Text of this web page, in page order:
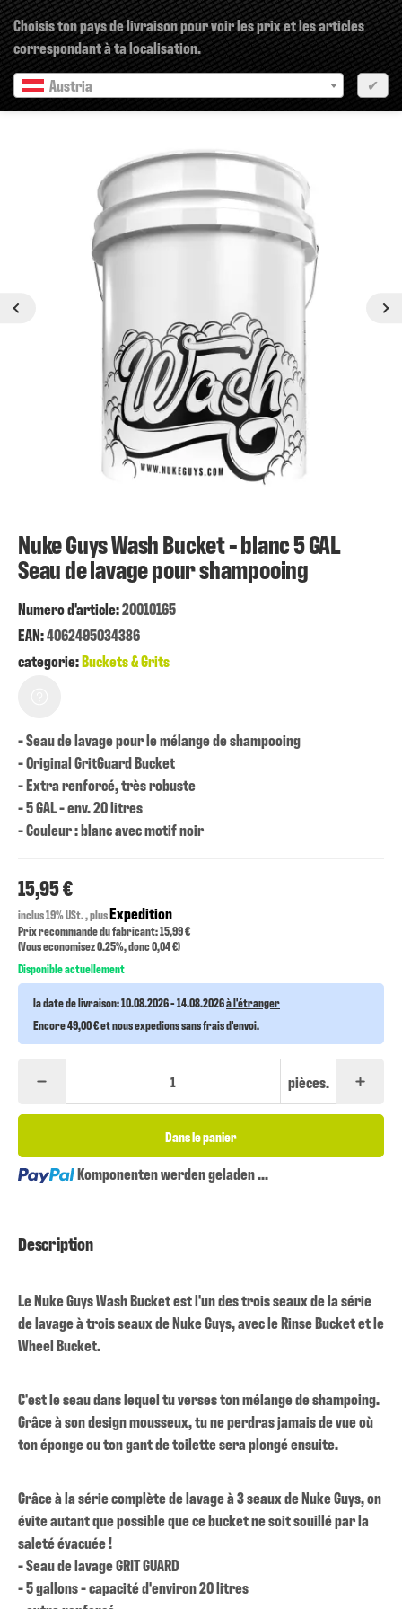
Choisis ton pays de livraison pour voir les prix et les articles
correspondant à ta localisation.
Austria
✔
pr?c?dent Prochain
Nuke Guys Wash Bucket - blanc 5 GAL
Seau de lavage pour shampooing
Numero d'article:20010165
EAN:4062495034386
categorie:Buckets & Grits
- Seau de lavage pour le mélange de shampooing
- Original GritGuard Bucket
- Extra renforcé, très robuste
- 5 GAL - env. 20 litres
- Couleur : blanc avec motif noir
15,95 €
inclus 19% USt. , plusExpedition
Prix recommande du fabricant: 15,99 €
(Vous economisez0.25%, donc0,04 €)
Disponible actuellement
la date de livraison:10.08.2026 - 14.08.2026à l'étranger
Encore 49,00 € et nous expedions sans frais d'envoi.
pièces.
Dans le panier
Loading...Komponenten werden geladen ...
Description
Le Nuke Guys Wash Bucket est l'un des trois seaux de la série
de lavage à trois seaux de Nuke Guys, avec le Rinse Bucket et le
Wheel Bucket.
C'est le seau dans lequel tu verses ton mélange de shampoing.
Grâce à son design mousseux, tu ne perdras jamais de vue où
ton éponge ou ton gant de toilette sera plongé ensuite.
Grâce à la série complète de lavage à 3 seaux de Nuke Guys, on
évite autant que possible que ce bucket ne soit souillé par la
saleté évacuée !
- Seau de lavage GRIT GUARD
- 5 gallons - capacité d'environ 20 litres